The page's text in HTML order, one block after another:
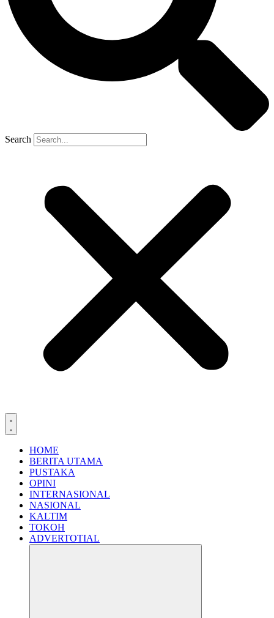
Search
HOME
BERITA UTAMA
PUSTAKA
OPINI
INTERNASIONAL
NASIONAL
KALTIM
TOKOH
ADVERTOTIAL